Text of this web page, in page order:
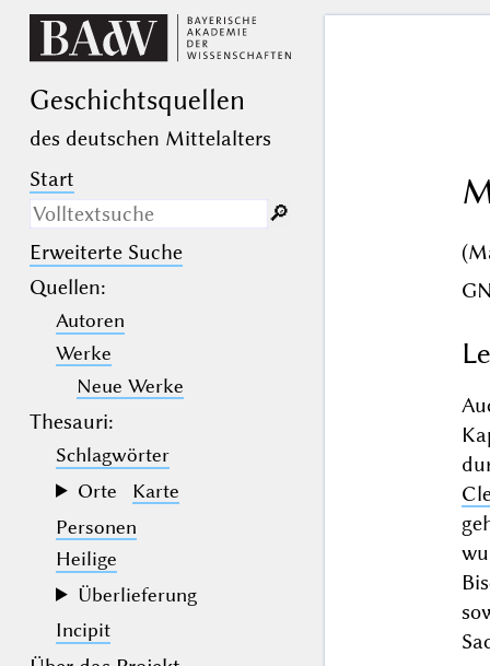
Geschichts­quellen
des deutschen Mittelalters
Start
Nur in Beschreibungs­texten
suchen
(der Unterstrich) ist Platzhalter für
genau ein Zeichen.
(das Prozentzeichen) ist Platzhalter
für kein, ein oder mehr als ein
Zeichen.
🔎︎
Erweiterte Suche
Quellen:
Autoren
Werke
Neue Werke
Thesauri:
Schlagwörter
Orte
Karte
Personen
Heilige
Überlieferung
Incipit